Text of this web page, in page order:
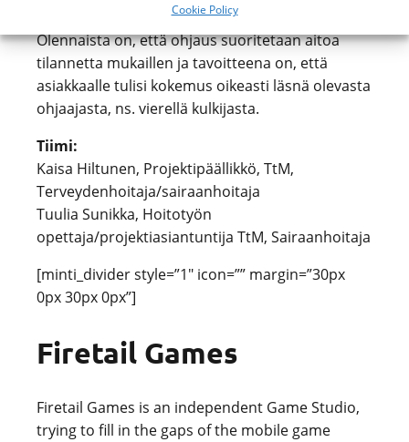
Cookie Policy
ja niistä ohjeistettuihin virallisiin hoito-ohjeisiin.
Olennaista on, että ohjaus suoritetaan aitoa
tilannetta mukaillen ja tavoitteena on, että
asiakkaalle tulisi kokemus oikeasti läsnä olevasta
ohjaajasta, ns. vierellä kulkijasta.
Tiimi:
Kaisa Hiltunen, Projektipäällikkö, TtM,
Terveydenhoitaja/sairaanhoitaja
Tuulia Sunikka, Hoitotyön
opettaja/projektiasiantuntija TtM, Sairaanhoitaja
[minti_divider style=”1″ icon=”” margin=”30px
0px 30px 0px”]
Firetail Games
Firetail Games is an independent Game Studio,
trying to fill in the gaps of the mobile game